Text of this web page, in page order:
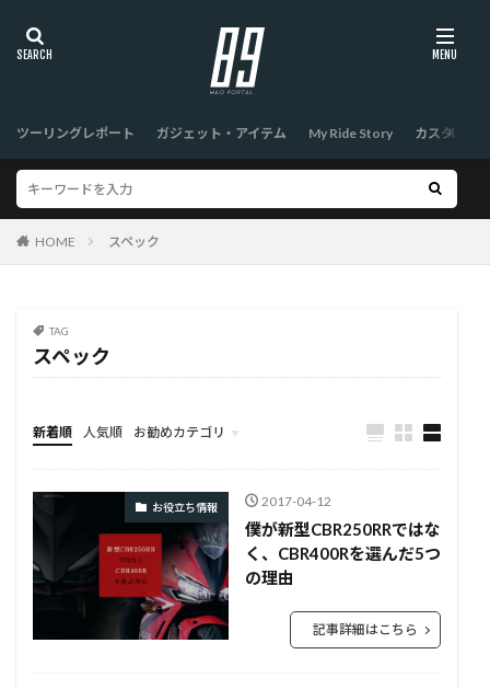
ツーリングレポート ガジェット・アイテム My Ride Story カスタム
HOME スペック
TAG
スペック
新着順 人気順 お勧めカテゴリ
TOP
お役立ち情報 2017-04-12
僕が新型CBR250RRではな
く、CBR400Rを選んだ5つ
の理由
記事詳細はこちら